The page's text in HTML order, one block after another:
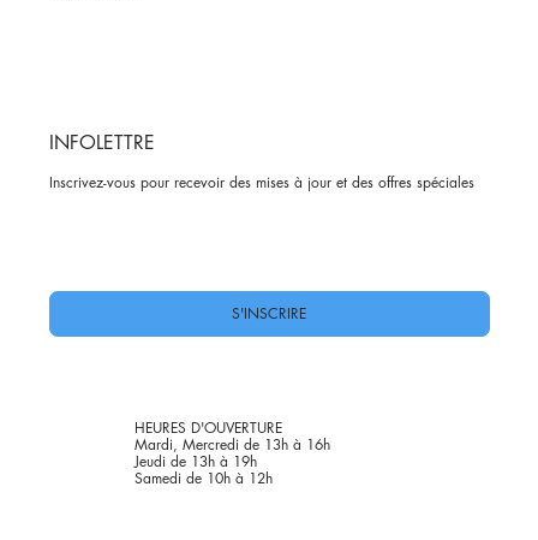
INFOLETTRE
Inscrivez-vous pour recevoir des mises à jour et des offres spéciales
S'INSCRIRE
HEURES D'OUVERTURE
Mardi, Mercredi de 13h à 16h
Jeudi de 13h à 19h
Samedi de 10h à 12h